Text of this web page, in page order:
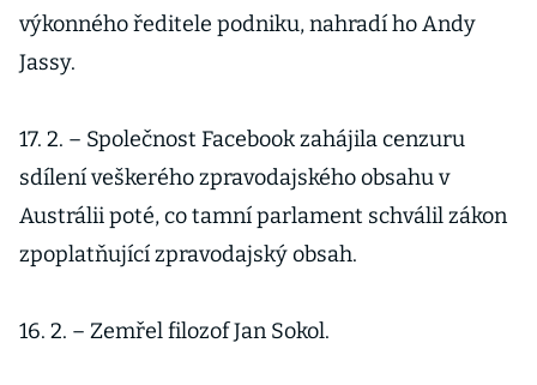
výkonného ředitele podniku, nahradí ho Andy
Jassy.
17. 2. – Společnost Facebook zahájila cenzuru
sdílení veškerého zpravodajského obsahu v
Austrálii poté, co tamní parlament schválil zákon
zpoplatňující zpravodajský obsah.
16. 2. – Zemřel filozof Jan Sokol.